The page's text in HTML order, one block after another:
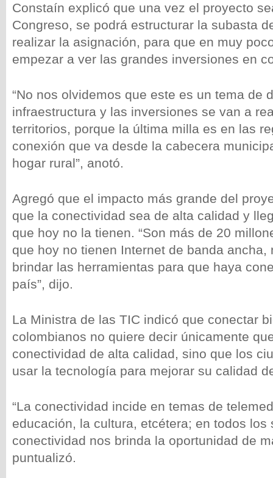
Constaín explicó que una vez el proyecto
Congreso, se podrá estructurar la subasta
realizar la asignación, para que en muy
empezar a ver las grandes inversiones en
“No nos olvidemos que este es un tema de
infraestructura y las inversiones se van a
territorios, porque la última milla es en las
conexión que va desde la cabecera
hogar rural”, anotó.
Agregó que el impacto más grande del
que la conectividad sea de alta calidad y
que hoy no la tienen. “Son más de 20
que hoy no tienen Internet de banda ancha,
brindar las herramientas para que haya
país”, dijo.
La Ministra de las TIC indicó que conectar
colombianos no quiere decir únicamente
conectividad de alta calidad, sino que los
usar la tecnología para mejorar su calidad
“La conectividad incide en temas de
educación, la cultura, etcétera; en todos los
conectividad nos brinda la oportunidad de
puntualizó.